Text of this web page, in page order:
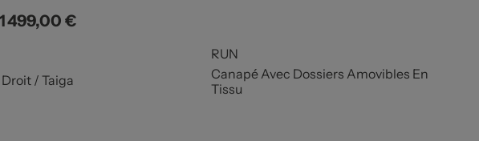
Prix
1 499,00 €
/ Taiga
RUN
Canapé Avec Dossiers Amovibles En
Tissu